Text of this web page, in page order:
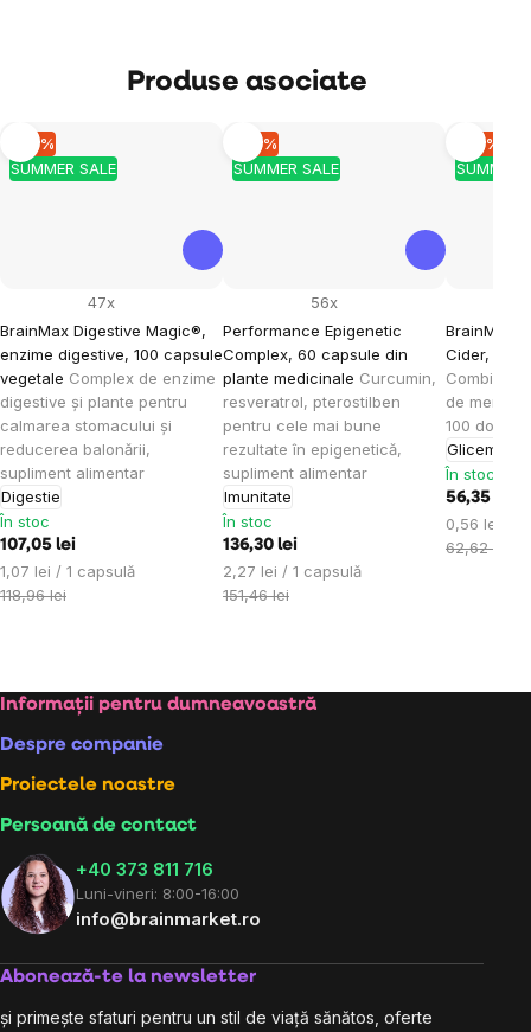
Produse asociate
SUMMER SALE
–10 %
BrainMax Digestive Magic®,
enzime digestive, 100 capsule
vegetale Complex de enzime
digestive și plante pentru
calmarea stomacului și
reducerea balonării,
supliment alimentar
Digestie
47x
În stoc
107,05 lei
Evaluare
preţ:
1,07 lei / 1 capsulă
118,96 lei
SUMMER SALE
–10 %
Performance Epigenetic
Complex, 60 capsule din
plante medicinale Curcumin,
resveratrol, pterostilben
pentru cele mai bune
rezultate în epigenetică,
supliment alimentar
Imunitate
56x
În stoc
136,30 lei
Evaluare
preţ:
2,27 lei / 1 capsulă
151,46 lei
SUMMER
–10 %
BrainMax
Cider, 100
de mere
100 doze,
Glicemia
În stoc
56,35 lei
Evaluare
preţ:
0,56 lei / 1
62,62 lei
Subsol
Informații pentru dumneavoastră
Despre companie
Proiectele noastre
Persoană de contact
+40 373 811 716
Luni-vineri: 8:00-16:00
info@brainmarket.ro
Abonează-te la newsletter
și primește sfaturi pentru un stil de viață sănătos, oferte